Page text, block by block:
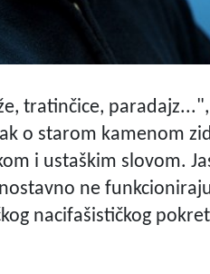
tratinčice,
o starom kamenom
i ustaškim slovom.
ne
nacifašističkog